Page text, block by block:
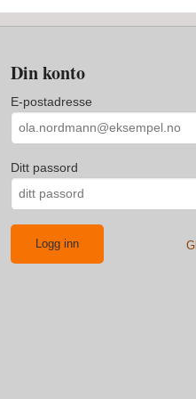
Din konto
E-postadresse
Ditt passord